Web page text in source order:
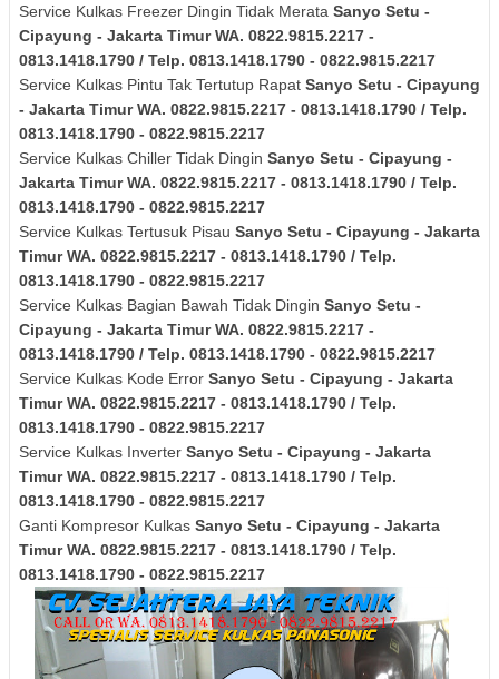
Service Kulkas Freezer Dingin Tidak Merata Sanyo Setu -
Cipayung - Jakarta TimurWA. 0822.9815.2217 -
0813.1418.1790 / Telp. 0813.1418.1790 - 0822.9815.2217
Service Kulkas Pintu Tak Tertutup Rapat Sanyo Setu - Cipayung
- Jakarta TimurWA. 0822.9815.2217 - 0813.1418.1790 / Telp.
0813.1418.1790 - 0822.9815.2217
Service Kulkas Chiller Tidak Dingin Sanyo Setu - Cipayung -
Jakarta TimurWA. 0822.9815.2217 - 0813.1418.1790 / Telp.
0813.1418.1790 - 0822.9815.2217
Service Kulkas Tertusuk Pisau Sanyo Setu - Cipayung - Jakarta
TimurWA. 0822.9815.2217 - 0813.1418.1790 / Telp.
0813.1418.1790 - 0822.9815.2217
Service Kulkas Bagian Bawah Tidak Dingin Sanyo Setu -
Cipayung - Jakarta TimurWA. 0822.9815.2217 -
0813.1418.1790 / Telp. 0813.1418.1790 - 0822.9815.2217
Service Kulkas Kode Error Sanyo Setu - Cipayung - Jakarta
TimurWA. 0822.9815.2217 - 0813.1418.1790 / Telp.
0813.1418.1790 - 0822.9815.2217
Service Kulkas Inverter Sanyo Setu - Cipayung - Jakarta
TimurWA. 0822.9815.2217 - 0813.1418.1790 / Telp.
0813.1418.1790 - 0822.9815.2217
Ganti Kompresor Kulkas Sanyo Setu - Cipayung - Jakarta
TimurWA. 0822.9815.2217 - 0813.1418.1790 / Telp.
0813.1418.1790 - 0822.9815.2217